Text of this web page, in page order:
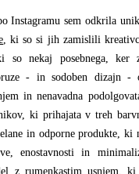
Instagramu sem odkrila
, ki so si jih zamislili
so nekaj posebnega,
- in sodoben dizajn -
in nenavadna
ki prihajata v treh
in odporne produkte, ki
enostavnosti in
z rumenkastim usnjem,